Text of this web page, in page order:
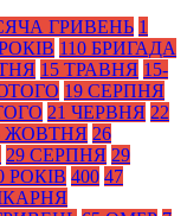
ГРИВЕНЬ 1
110 БРИГАДА
15 ТРАВНЯ 15-
19 СЕРПНЯ
21 ЧЕРВНЯ 22
ЖОВТНЯ 26
29 СЕРПНЯ 29
РОКІВ 400 47